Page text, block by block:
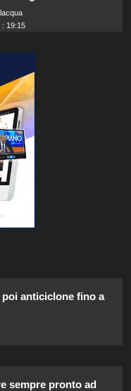
: 19:15
anticiclone fino a
sempre pronto ad